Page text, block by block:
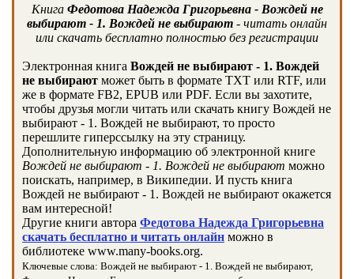
Книга Федотова Надежда Григорьевна - Вождей не
выбирают - 1. Вождей не выбирают - читать онлайн
или скачать бесплатно полностью без регистрации
Электронная книга Вождей не выбирают - 1. Вождей
не выбирают может быть в формате TXT или RTF, или
же в формате FB2, EPUB или PDF. Если вы захотите,
чтобы друзья могли читать или скачать книгу Вождей не
выбирают - 1. Вождей не выбирают, то просто
перешлите гиперссылку на эту страницу.
Дополнительную информацию об электронной книге
Вождей не выбирают - 1. Вождей не выбирают можно
поискать, например, в Википедии. И пусть книга
Вождей не выбирают - 1. Вождей не выбирают окажется
вам интересной!
Другие книги автора Федотова Надежда Григорьевна
скачать бесплатно и читать онлайн можно в
библиотеке www.many-books.org.
Ключевые слова: Вождей не выбирают - 1. Вождей не выбирают,